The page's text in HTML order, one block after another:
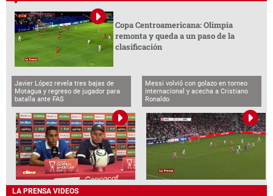
Copa Centroamericana: Olimpia
remonta y queda a un paso de la
clasificación
Javier López revela tres bajas de
Motagua y regreso de jugador para
batalla ante FAS
Messi volvió con golazo en torneo
internacional y acecha a Cristiano
Ronaldo
LA PRENSA VIDEOS